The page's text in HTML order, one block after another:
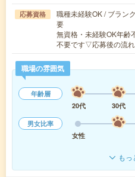
応募資格
職種未経験OK / ブラン
要
無資格・未経験OK年
不要です▽応募後の流
職場の雰囲気
年齢層
20代
30代
男女比率
女性
もっ